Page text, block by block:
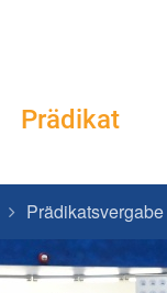
Prädikat
Prädikatsvergabe